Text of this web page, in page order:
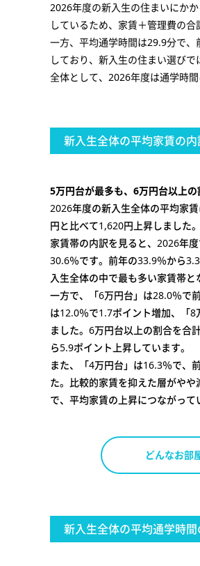
2026年度の新入生の住まいにか
しているため、家賃＋管理費の
一方、平均通学時間は29.9分で
しており、新入生の住まい選び
全体として、2026年度は通学時
新入生全体の平均家賃の内
5万円台が最多も、6万円台以上
2026年度の新入生全体の平均家
円と比べて1,620円上昇しました。
家賃帯の内訳を見ると、2026年
30.6％です。前年の33.9％から
入生全体の中で最も多い家賃帯と
一方で、「6万円台」は28.0％で
は12.0％で1.7ポイント増加、「
ました。6万円台以上の割合を合
ら5.9ポイント上昇しています。
また、「4万円台」は16.3％で、
た。比較的家賃を抑えた層がや
で、平均家賃の上昇につながって
どんなお部
新入生全体の平均通学時間